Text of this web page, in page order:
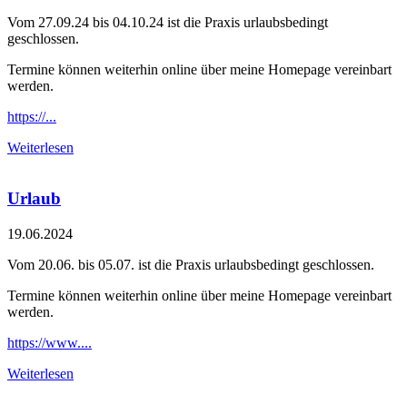
Vom 27.09.24 bis 04.10.24 ist die Praxis urlaubsbedingt
geschlossen.
Termine können weiterhin online über meine Homepage vereinbart
werden.
https://...
Weiterlesen
Urlaub
19.06.2024
Vom 20.06. bis 05.07. ist die Praxis urlaubsbedingt geschlossen.
Termine können weiterhin online über meine Homepage vereinbart
werden.
https://www....
Weiterlesen